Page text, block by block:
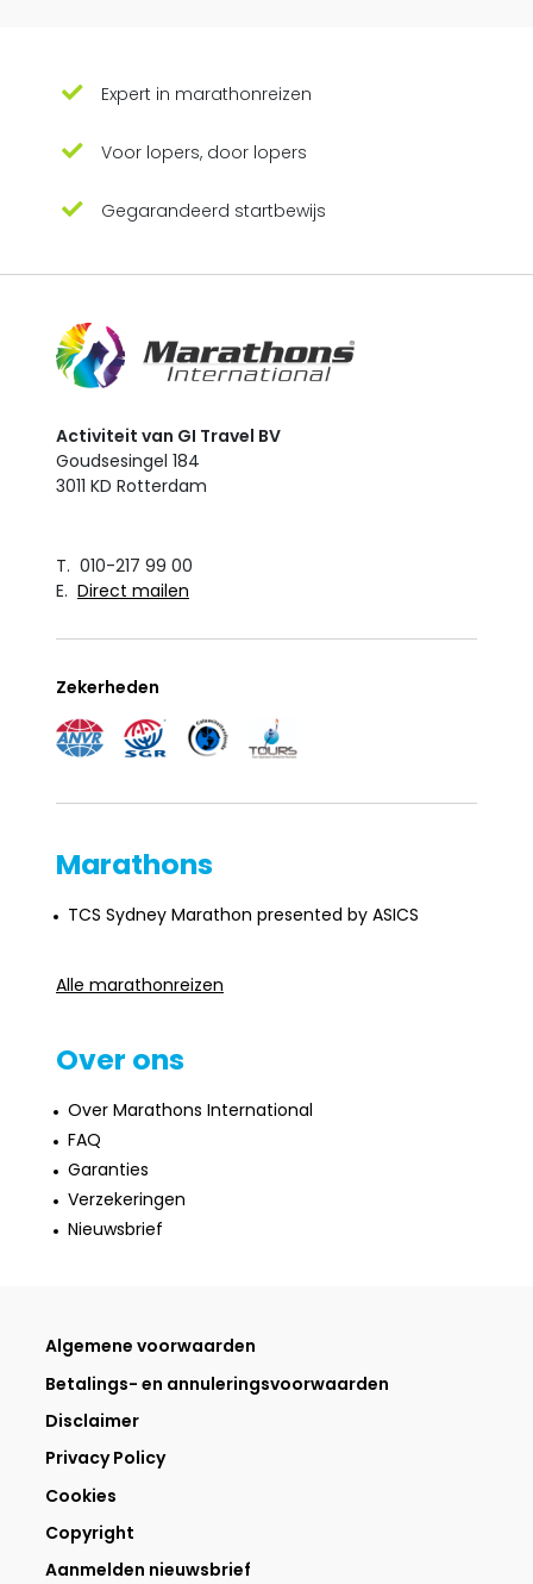
Expert in marathonreizen
Voor lopers, door lopers
Gegarandeerd startbewijs
Activiteit van GI Travel BV
Goudsesingel 184
3011 KD Rotterdam
T. 010-217 99 00
E. Direct mailen
Zekerheden
Marathons
TCS Sydney Marathon presented by ASICS
Alle marathonreizen
Over ons
Over Marathons International
FAQ
Garanties
Verzekeringen
Nieuwsbrief
Algemene voorwaarden
Betalings- en annuleringsvoorwaarden
Disclaimer
Privacy Policy
Cookies
Copyright
Aanmelden nieuwsbrief